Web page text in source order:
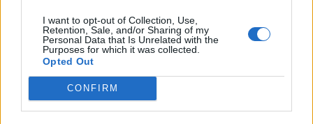
I want to opt-out of Collection, Use,
Retention, Sale, and/or Sharing of my
Personal Data that Is Unrelated with the
Purposes for which it was collected.
Opted Out
CONFIRM
BKK KM Építő Kft. Főmterv Mérnöki Tervező Zrt.
Látványos építési szakasz indult be a Flórián téri
felüljárón
A tartós nyári hőség jelentős kihívás elé állítja a KM Építőt,
ennek ellenére folyamatosan halad az aszfaltozás.